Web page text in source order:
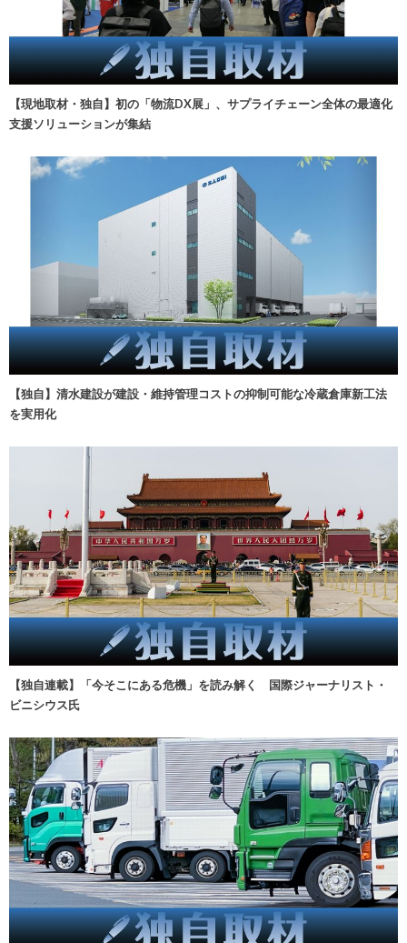
【現地取材・独自】初の「物流DX展」、サプライチェーン全体の最適化
支援ソリューションが集結
【独自】清水建設が建設・維持管理コストの抑制可能な冷蔵倉庫新工法
を実用化
【独自連載】「今そこにある危機」を読み解く 国際ジャーナリスト・
ビニシウス氏